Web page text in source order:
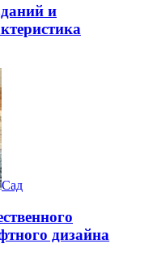
и
Сад
дизайна